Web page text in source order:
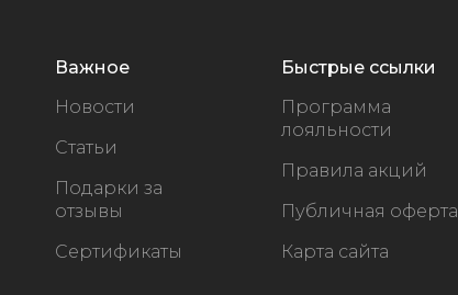
Важное
Новости
Статьи
Подарки за
отзывы
Сертификаты
Быстрые ссылки
Программа
лояльности
Правила акций
Публичная оферта
Карта сайта